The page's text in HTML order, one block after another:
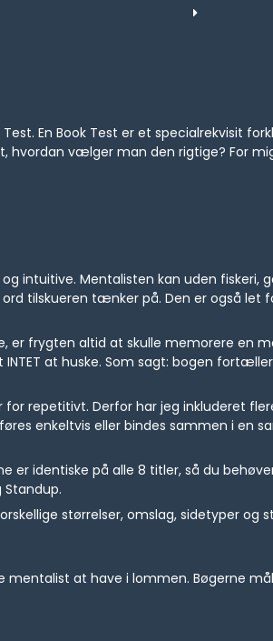
En Book Test er et specialrekvisit
hvordan vælger man den rigtige? For
intuitive. Mentalisten kan uden
tilskueren tænker på. Den er også let
er frygten altid at skulle memorere en
INTET at huske. Som sagt: bogen
repetitivt. Derfor har jeg inkluderet
enkeltvis eller bindes sammen i en
identiske på alle 8 titler, så du
størrelser, omslag, sidetyper
at have i lommen. Bøgerne